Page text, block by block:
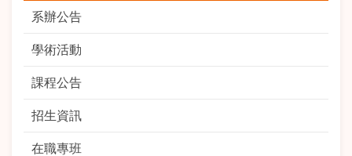
系辦公告
學術活動
課程公告
招生資訊
在職專班